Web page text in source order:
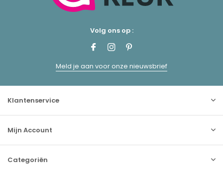
Volg ons op :
Meld je aan voor onze nieuwsbrief
Klantenservice
Mijn Account
Categoriën